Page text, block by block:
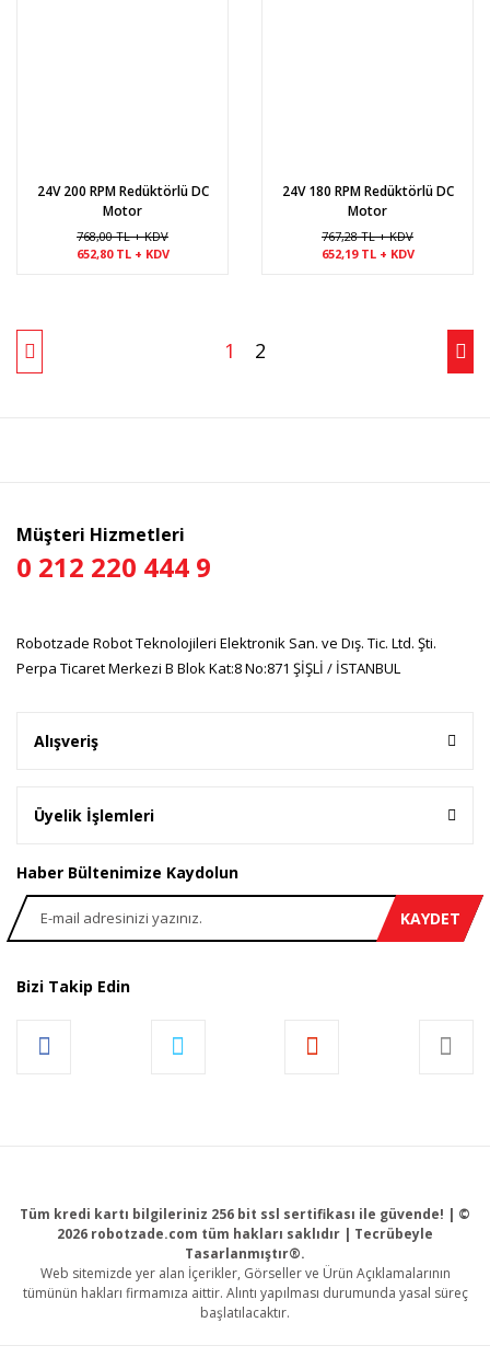
24V 200 RPM Redüktörlü DC
Motor
768,00 TL + KDV
652,80 TL + KDV
24V 180 RPM Redüktörlü DC
Motor
767,28 TL + KDV
652,19 TL + KDV
1 2
Müşteri Hizmetleri
0 212 220 444 9
Robotzade Robot Teknolojileri Elektronik San. ve Dış. Tic. Ltd. Şti.
Perpa Ticaret Merkezi B Blok Kat:8 No:871 ŞİŞLİ / İSTANBUL
Alışveriş
Üyelik İşlemleri
Haber Bültenimize Kaydolun
KAYDET
Bizi Takip Edin
Tüm kredi kartı bilgileriniz 256 bit ssl sertifikası ile güvende! | ©
2026 robotzade.com tüm hakları saklıdır | Tecrübeyle
Tasarlanmıştır®.
Web sitemizde yer alan İçerikler, Görseller ve Ürün Açıklamalarının
tümünün hakları firmamıza aittir. Alıntı yapılması durumunda yasal süreç
başlatılacaktır.